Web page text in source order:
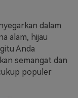
dalam
alam, hijau
Anda
semangat dan
populer